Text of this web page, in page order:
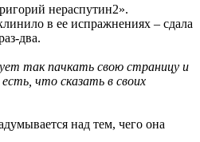
нераспутин2».
в ее испражнениях – сдала
два.
так пачкать свою страницу и
что сказать в своих
над тем, чего она